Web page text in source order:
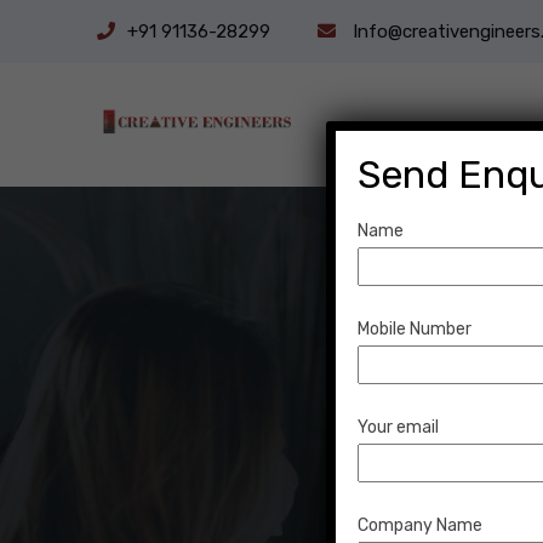
+91 91136-28299
Send
Name
Mobile Number
Your email
Company Name